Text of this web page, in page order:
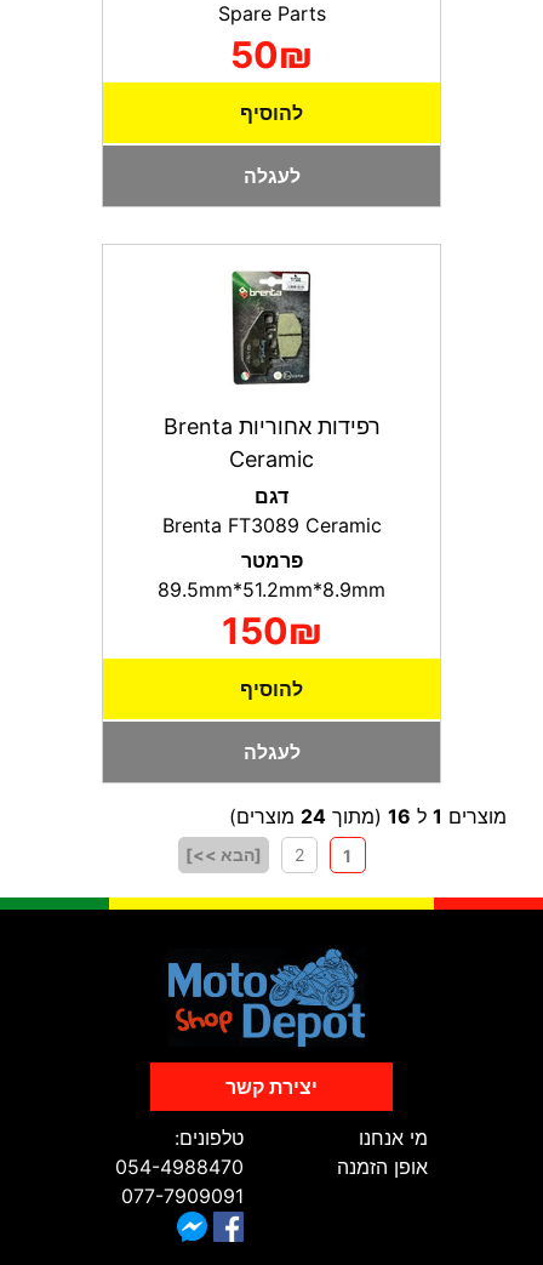
Spare Parts
50₪
להוסיף
לעגלה
רפידות אחוריות Brenta
Ceramic
דגם
פרמטר
150₪
להוסיף
לעגלה
מוצרים 1 ל 16 (מתוך 24 מוצרים)
1
2 [הבא >>]
מי אנחנו
אופן הזמנה
טלפונים:
054-4988470
077-7909091
יצירת קשר